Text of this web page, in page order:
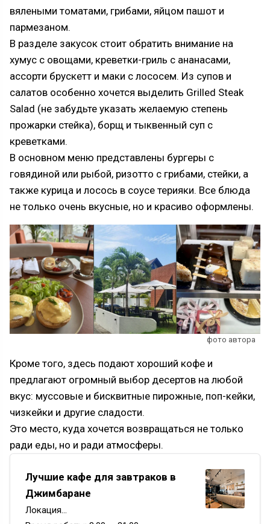
вялеными томатами, грибами, яйцом пашот и
пармезаном.
В разделе закусок стоит обратить внимание на
хумус с овощами, креветки-гриль с ананасами,
ассорти брускетт и маки с лососем. Из супов и
салатов особенно хочется выделить Grilled Steak
Salad (не забудьте указать желаемую степень
прожарки стейка), борщ и тыквенный суп с
креветками.
В основном меню представлены бургеры с
говядиной или рыбой, ризотто с грибами, стейки, а
также курица и лосось в соусе терияки. Все блюда
не только очень вкусные, но и красиво оформлены.
фото автора
Кроме того, здесь подают хороший кофе и
предлагают огромный выбор десертов на любой
вкус: муссовые и бисквитные пирожные, поп-кейки,
чизкейки и другие сладости.
Это место, куда хочется возвращаться не только
ради еды, но и ради атмосферы.
Лучшие кафе для завтраков в
Джимбаране
Локация…